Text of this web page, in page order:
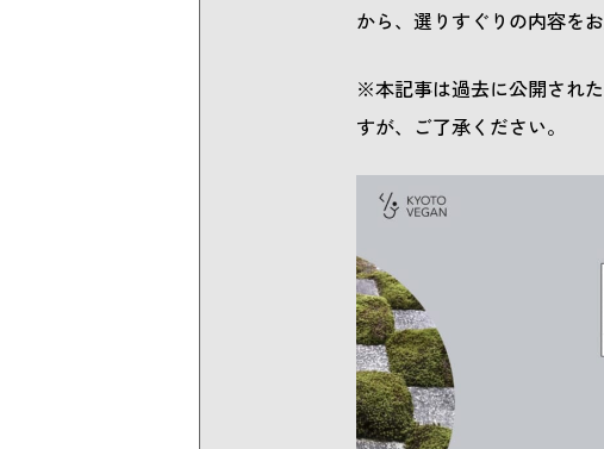
から、選りすぐりの内容をお
※本記事は過去に公開され
すが、ご了承ください。